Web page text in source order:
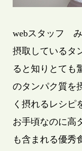
webスタッフ み
摂取しているタ
ると知りとても
のタンパク質を
く摂れるレシピ
お手頃なのに高
も含まれる優秀